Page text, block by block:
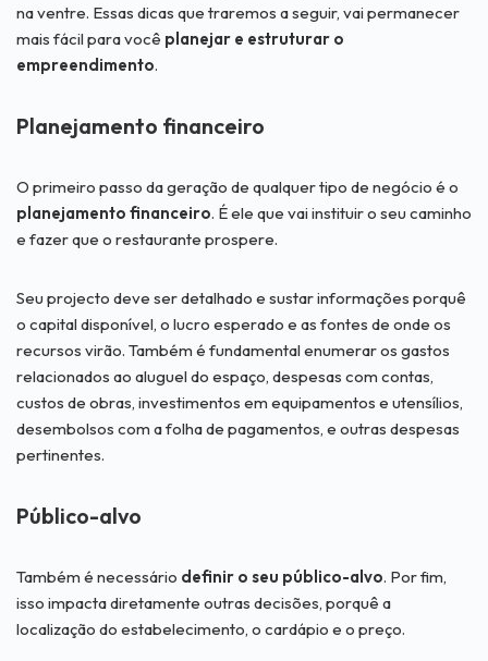
na ventre. Essas dicas que traremos a seguir, vai permanecer
mais fácil para você planejar e estruturar o
empreendimento.
Planejamento financeiro
O primeiro passo da geração de qualquer tipo de negócio é o
planejamento financeiro. É ele que vai instituir o seu caminho
e fazer que o restaurante prospere.
Seu projecto deve ser detalhado e sustar informações porquê
o capital disponível, o lucro esperado e as fontes de onde os
recursos virão. Também é fundamental enumerar os gastos
relacionados ao aluguel do espaço, despesas com contas,
custos de obras, investimentos em equipamentos e utensílios,
desembolsos com a folha de pagamentos, e outras despesas
pertinentes.
Público-alvo
Também é necessário definir o seu público-alvo. Por fim,
isso impacta diretamente outras decisões, porquê a
localização do estabelecimento, o cardápio e o preço.